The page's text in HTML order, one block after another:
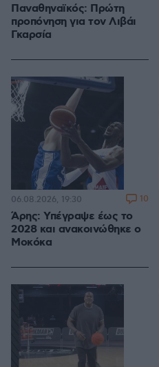
Παναθηναϊκός: Πρώτη
προπόνηση για τον Λιβάι
Γκαρσία
Άρης: Υπέγραψε έως το
2028 και ανακοινώθηκε ο
Μοκόκα
06.08.2026, 19:30 10